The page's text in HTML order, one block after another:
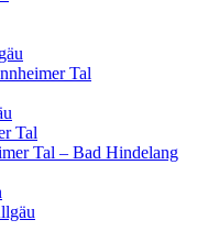
Tal
Tal
Tal – Bad Hindelang